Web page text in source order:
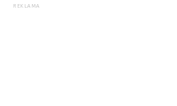
REKLAMA